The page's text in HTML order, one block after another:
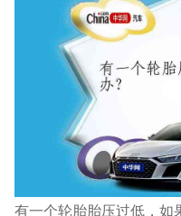
有一个轮胎胎压过低，如